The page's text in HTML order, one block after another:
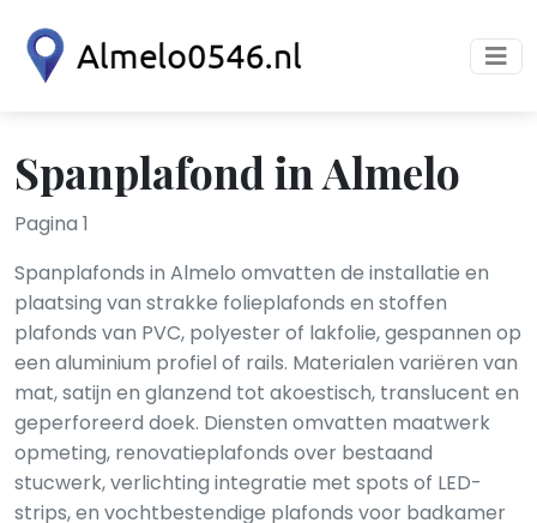
Spanplafond in Almelo
Pagina 1
Spanplafonds in Almelo omvatten de installatie en
plaatsing van strakke folieplafonds en stoffen
plafonds van PVC, polyester of lakfolie, gespannen op
een aluminium profiel of rails. Materialen variëren van
mat, satijn en glanzend tot akoestisch, translucent en
geperforeerd doek. Diensten omvatten maatwerk
opmeting, renovatieplafonds over bestaand
stucwerk, verlichting integratie met spots of LED-
strips, en vochtbestendige plafonds voor badkamer